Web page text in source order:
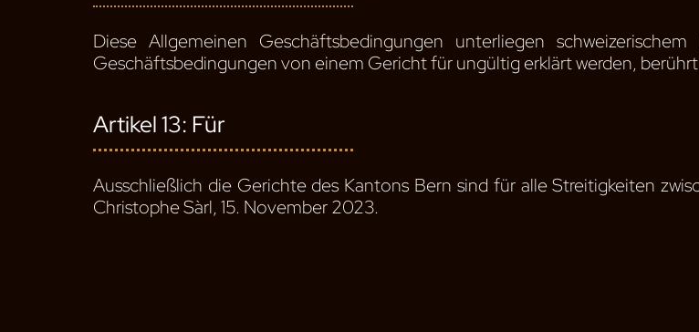
Diese Allgemeinen Geschäftsbedingungen unterliegen
Geschäftsbedingungen von einem Gericht für ungültig erklärt werden,
Artikel 13: Für
Ausschließlich die Gerichte des Kantons Bern sind für alle Streitigkeiten
Christophe Sàrl, 15. November 2023.